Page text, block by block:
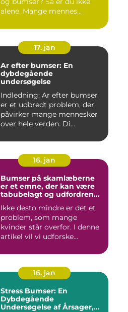
alene. Mange mennes...
17. jan
Ar efter bumser: En
dybdegående
undersøgelse
Indledning: Ar efter bumser
er et udbredt problem, der
påvirker mange mennesker
over hele verden. Di...
16. jan
Bumser på skamlæberne
er et emne, der kan være
tabubelagt og udfordrende
Ikke desto mindre er det et
problem, som mange
kvinder står overfor. I denne
artikel vil vi udforske...
16. jan
Stress Bumser: En
Dybdegående
Undersøgelse af Årsager,